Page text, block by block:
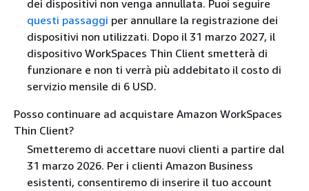
dei dispositivi non venga annullata. Puoi seguire
questi passaggi per annullare la registrazione dei
dispositivi non utilizzati. Dopo il 31 marzo 2027, il
dispositivo WorkSpaces Thin Client smetterà di
funzionare e non ti verrà più addebitato il costo di
servizio mensile di 6 USD.
Posso continuare ad acquistare Amazon WorkSpaces
Thin Client?
Smetteremo di accettare nuovi clienti a partire dal
31 marzo 2026. Per i clienti Amazon Business
esistenti, consentiremo di inserire il tuo account